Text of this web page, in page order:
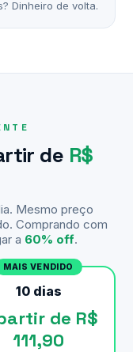
Dinheiro de volta.
de R$
Mesmo preço
Comprando com
a 60% off.
MAIS VENDIDO
10 dias
de R$
111,90